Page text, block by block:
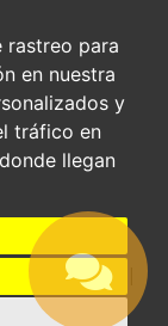
rastreo para
en nuestra
y
tráfico en
llegan
de uso